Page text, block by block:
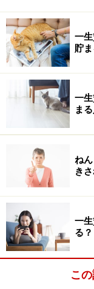
（固定金利）に借
となり、約126万
借り換えにかか
と異なりますが
が期待できます
ュレーションも
〈参考〉
・住宅金融普及協
・イオン銀行
・りそな銀行
定年退職後
一
貯
一
ま
ね
き
一
る
こ